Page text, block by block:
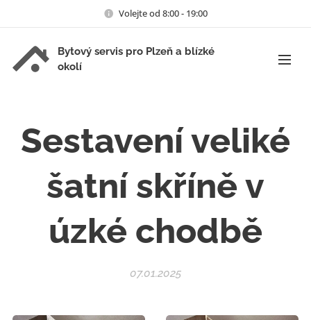
Volejte od 8:00 - 19:00
Bytový servis pro Plzeň a blízké
okolí
Sestavení veliké
šatní skříně v
úzké chodbě
07.01.2025